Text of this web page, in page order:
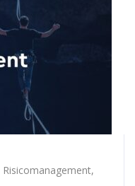
Risicomanagement,